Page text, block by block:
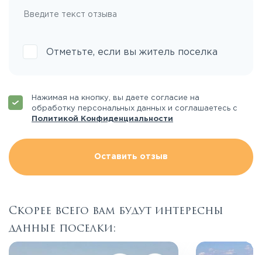
Отметьте, если вы житель поселка
Нажимая на кнопку, вы даете согласие на
обработку персональных данных и соглашаетесь с
Политикой Конфиденциальности
Оставить отзыв
Скорее всего вам будут интересны
данные поселки: